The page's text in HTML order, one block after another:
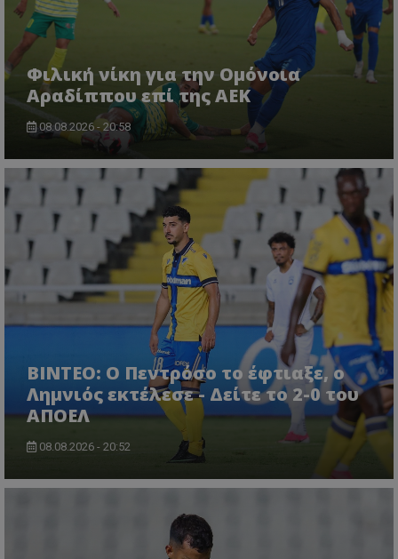
Φιλική νίκη για την Ομόνοια
Αραδίππου επί της ΑΕΚ
08.08.2026 - 20:58
ΒΙΝΤΕΟ: Ο Πεντρόσο το έφτιαξε, ο
Λημνιός εκτέλεσε - Δείτε το 2-0 του
ΑΠΟΕΛ
08.08.2026 - 20:52